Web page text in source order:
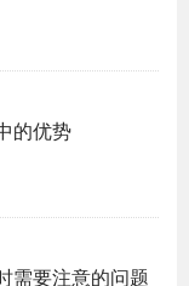
的优势
需要注意的问题